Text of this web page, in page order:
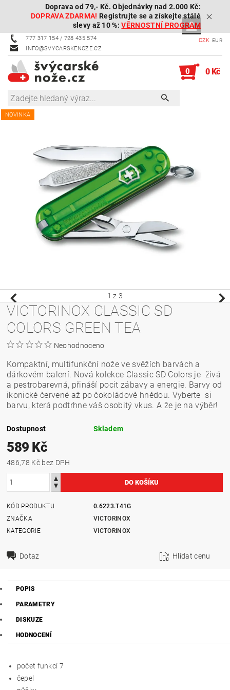
Doprava od 79,- Kč. Objednávky nad 2.000 Kč:
DOPRAVA ZDARMA! Registrujte se a získejte stálé
slevy až 10 %:VĚRNOSTNÍ PROGRAM
777 317 154 / 728 435 574
INFO@SVYCARSKENOZE.CZ
CZK EUR
0 0 Kč
NOVINKA
1 z 3
VICTORINOX CLASSIC SD
COLORS GREEN TEA
Neohodnoceno
Kompaktní, multifunkční nože ve svěžích barvách a
dárkovém balení. Nová kolekce Classic SD Colors je živá
a pestrobarevná, přináší pocit zábavy a energie. Barvy od
ikonické červené až po čokoládově hnědou. Vyberte si
barvu, která podtrhne váš osobitý vkus. A že je na výběr!
Dostupnost Skladem
589 Kč
486,78 Kč bez DPH
KÓD PRODUKTU
0.6223.T41G
ZNAČKA
VICTORINOX
KATEGORIE
VICTORINOX
Dotaz Hlídat cenu
POPIS
PARAMETRY
DISKUZE
HODNOCENÍ
počet funkcí 7
čepel